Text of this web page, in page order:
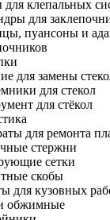
клепальных
для
пуансоны и
для замены
для стекол
для стёкол
для ремонта
стержни
сетки
скобы
для кузовных
обжимные